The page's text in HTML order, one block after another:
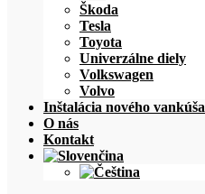
Škoda
Tesla
Toyota
Univerzálne diely
Volkswagen
Volvo
Inštalácia nového vankúša
O nás
Kontakt